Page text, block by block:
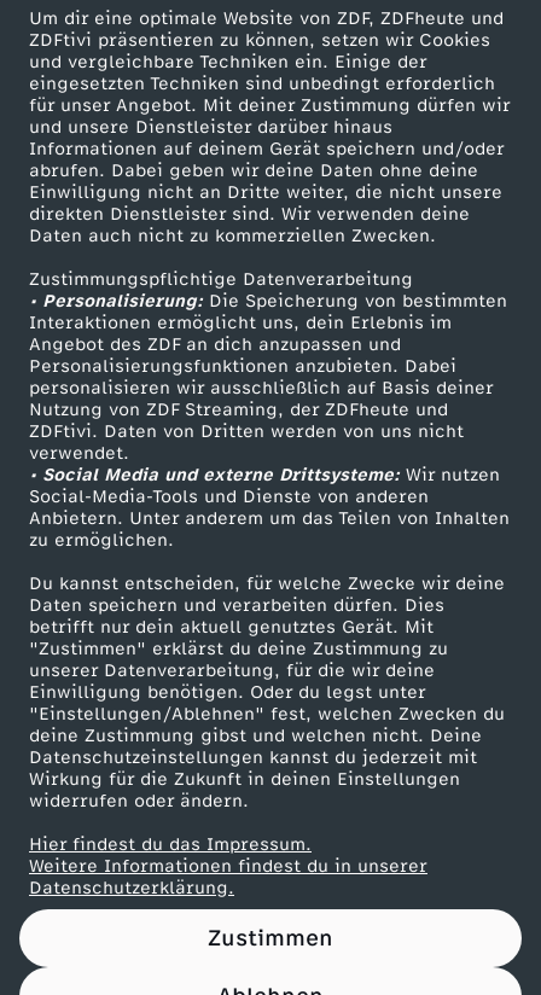
Um dir eine optimale Website von ZDF, ZDFheute und
ZDFtivi präsentieren zu können, setzen wir Cookies
und vergleichbare Techniken ein. Einige der
eingesetzten Techniken sind unbedingt erforderlich
für unser Angebot. Mit deiner Zustimmung dürfen wir
und unsere Dienstleister darüber hinaus
Informationen auf deinem Gerät speichern und/oder
abrufen. Dabei geben wir deine Daten ohne deine
Einwilligung nicht an Dritte weiter, die nicht unsere
direkten Dienstleister sind. Wir verwenden deine
Daten auch nicht zu kommerziellen Zwecken.
Zustimmungspflichtige Datenverarbeitung
• Personalisierung:Die Speicherung von bestimmten
Interaktionen ermöglicht uns, dein Erlebnis im
Angebot des ZDF an dich anzupassen und
Personalisierungsfunktionen anzubieten. Dabei
personalisieren wir ausschließlich auf Basis deiner
Nutzung von ZDF Streaming, der ZDFheute und
ZDFtivi. Daten von Dritten werden von uns nicht
verwendet.
• Social Media und externe Drittsysteme:Wir nutzen
Social-Media-Tools und Dienste von anderen
Anbietern. Unter anderem um das Teilen von Inhalten
zu ermöglichen.
Du kannst entscheiden, für welche Zwecke wir deine
Daten speichern und verarbeiten dürfen. Dies
betrifft nur dein aktuell genutztes Gerät. Mit
"Zustimmen" erklärst du deine Zustimmung zu
unserer Datenverarbeitung, für die wir deine
Einwilligung benötigen. Oder du legst unter
"Einstellungen/Ablehnen" fest, welchen Zwecken du
deine Zustimmung gibst und welchen nicht. Deine
Datenschutzeinstellungen kannst du jederzeit mit
Wirkung für die Zukunft in deinen Einstellungen
widerrufen oder ändern.
Hier findest du das Impressum.
Weitere Informationen findest du in unserer
Datenschutzerklärung.
Zustimmen
d
i
e
K
r
i
e
g
e
-
W
a
s
t
u
t
Mehr ZDF
ZDF-Apps
Smart TV
ZDFtext
Livestreams
Sendungen A-Z
TV-Programm
Service
ZDFmitreden
Kontakt zum ZDF
Tickets
Zuschauerservice
Hilfe
ZDF Unternehmen
Karriere
ZDF goes Schule
Werbefernsehen
Mainzelmännchen
Partner